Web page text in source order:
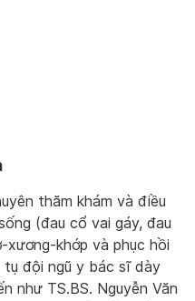
thăm khám và điều
(đau cổ vai gáy, đau
xương-khớp và phục hồi
đội ngũ y bác sĩ dày
như TS.BS. Nguyễn Văn